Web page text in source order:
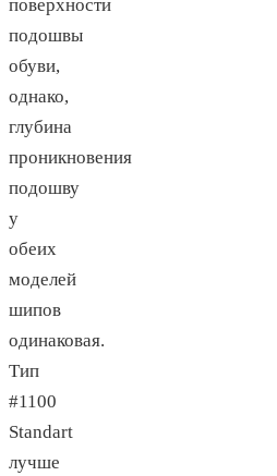
поверхности
подошвы
обуви,
однако,
глубина
проникновения
подошву
у
обеих
моделей
шипов
одинаковая.
Тип
#1100
Standart
лучше